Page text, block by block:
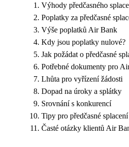
Výhody předčasného
Poplatky za předčasné
Výše poplatků Air Bank
Kdy jsou poplatky nulové?
Jak požádat o předčasné
Potřebné dokumenty pro
Lhůta pro vyřízení žádosti
Dopad na úroky a splátky
Srovnání s konkurencí
Tipy pro předčasné splacení
Časté otázky klientů Air